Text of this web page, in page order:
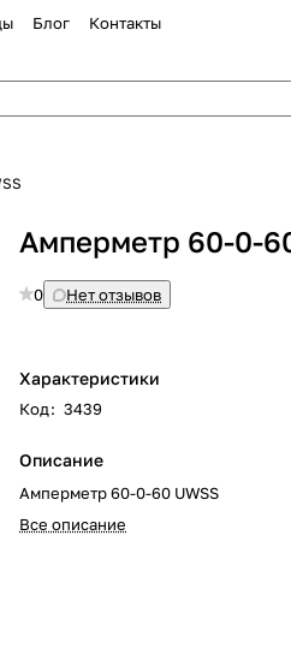
Блог Контакты
Амперметр 60-0-
0 Нет отзывов
Характеристики
Код: 3439
Описание
Амперметр 60-0-60 UWSS
Все описание